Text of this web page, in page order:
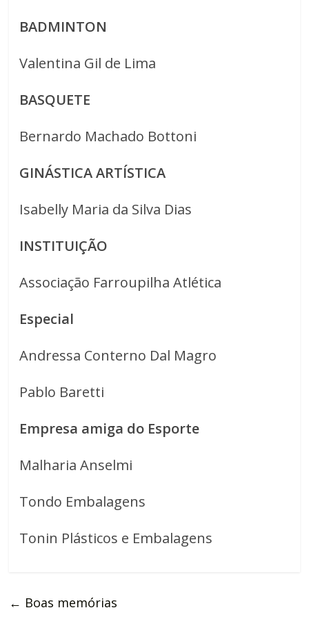
BADMINTON
Valentina Gil de Lima
BASQUETE
Bernardo Machado Bottoni
GINÁSTICA ARTÍSTICA
Isabelly Maria da Silva Dias
INSTITUIÇÃO
Associação Farroupilha Atlética
Especial
Andressa Conterno Dal Magro
Pablo Baretti
Empresa amiga do Esporte
Malharia Anselmi
Tondo Embalagens
Tonin Plásticos e Embalagens
← Boas memórias